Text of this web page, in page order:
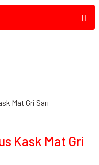
Mat Gri Sarı
Kask Mat Gri